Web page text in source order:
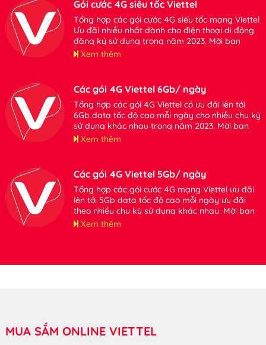
Gói cước 4G siêu tốc Viettel
Tổng hợp các gói cước 4G siêu tốc mạng Viettel
Ưu đãi nhiều nhất dành cho điện thoại di động
đăng ký sử dụng trong năm 2023. Mời bạn
tham khảo thông tin chi tiết.
Xem thêm
Các gói 4G Viettel 6Gb/ ngày
Tổng hợp các gói 4G Viettel có ưu đãi lên tới
6Gb data tốc độ cao mỗi ngày cho nhiều chu kỳ
sử dụng khác nhau trong năm 2023. Mời bạn
tham khảo.
Xem thêm
Các gói 4G Viettel 5Gb/ ngày
Tổng hợp các gói cước 4G mạng Viettel ưu đãi
lên tới 5Gb data tốc độ cao mỗi ngày ưu đãi
theo nhiều chu kỳ sử dụng khác nhau. Mời bạn
tham khảo.
Xem thêm
MUA SẮM ONLINE VIETTEL